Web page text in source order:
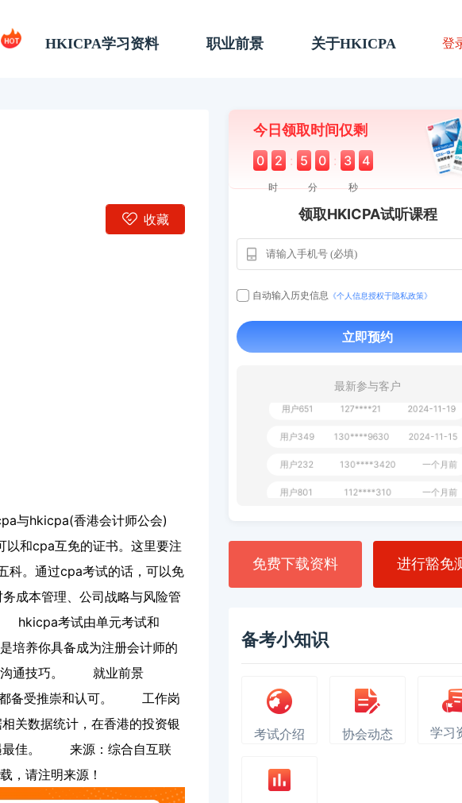
HKICPA学习资料 职业前景 关于HKICPA 登
收藏
hkicpa(香港会计师公会)
和cpa互免的证书。这里要注
。通过cpa考试的话，可以免
成本管理、公司战略与风险管
hkicpa考试由单元考试和
培养你具备成为注册会计师的
通技巧。
就业前景
受推崇和认可。
工作岗
数据统计，在香港的投资银
佳。
来源：综合自互联
，请注明来源！
今日领取时间仅剩
0 2 : 5 0 : 3 3
时 分 秒
领取HKICPA试听课程
自动输入历史信息 《个人信息授权于隐私政策》
立即预约
最新参与客户
112****290
用户651
用户349
用户232
用户801
**dAB 130****2737 2024-10-10
用户987 130****6344 2024-09-13
免费下载资料 进行豁免
备考小知识
考试介绍 协会动态 学习